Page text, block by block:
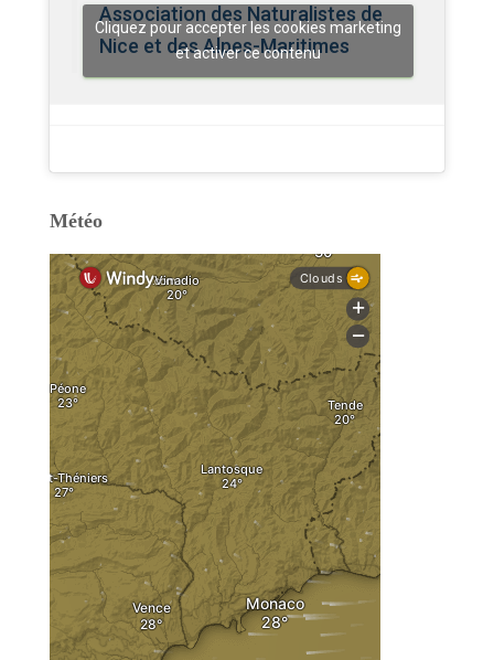
Association des Naturalistes de
Nice et des Alpes-Maritimes
Cliquez pour accepter les cookies marketing
et activer ce contenu
Météo